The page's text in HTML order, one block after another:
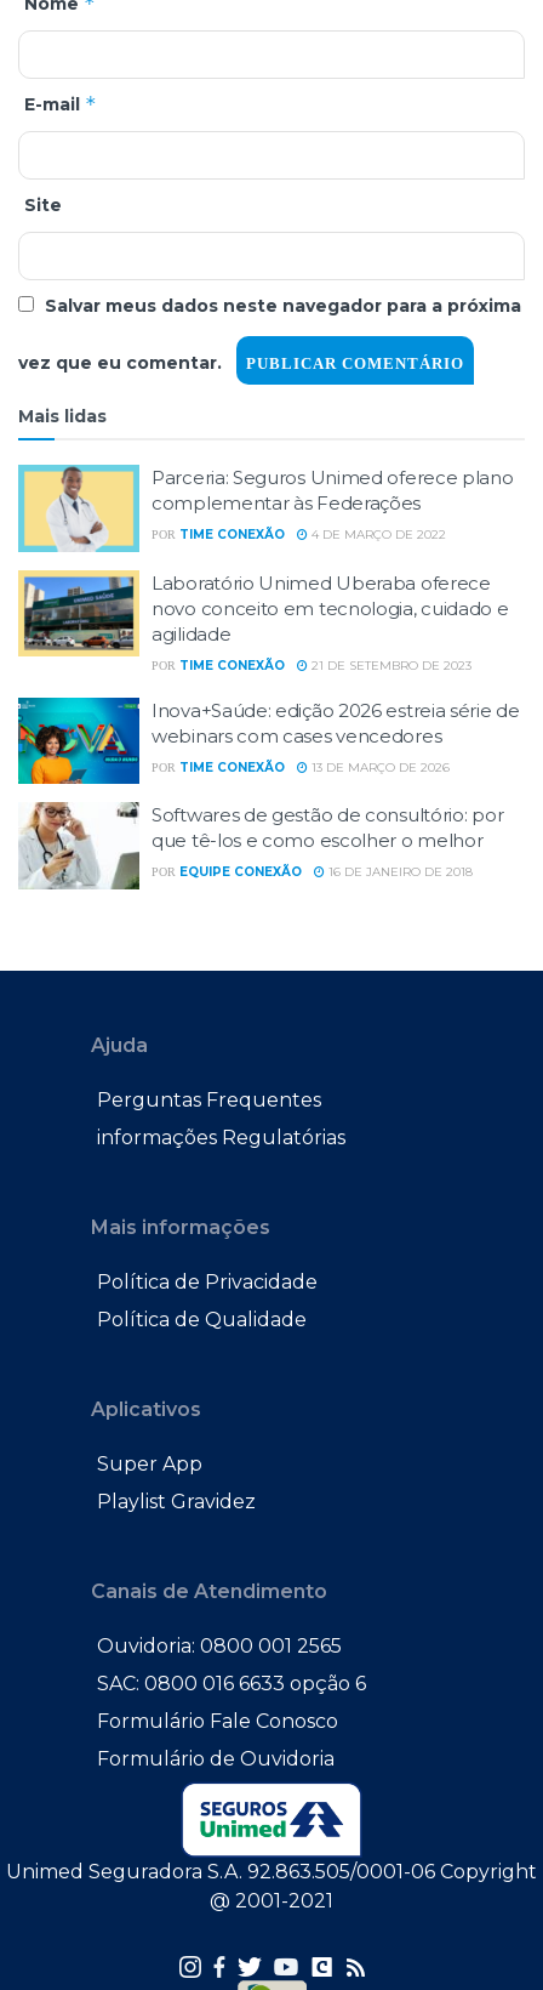
E-mail *
Site
Salvar meus dados neste navegador para a próxima
vez que eu comentar.
Mais lidas
Parceria: Seguros Unimed oferece plano
complementar às Federações
POR TIME CONEXÃO 4 DE MARÇO DE 2022
Laboratório Unimed Uberaba oferece
novo conceito em tecnologia, cuidado e
agilidade
POR TIME CONEXÃO 21 DE SETEMBRO DE 2023
Inova+Saúde: edição 2026 estreia série de
webinars com cases vencedores
POR TIME CONEXÃO 13 DE MARÇO DE 2026
Softwares de gestão de consultório: por
que tê-los e como escolher o melhor
POR EQUIPE CONEXÃO 16 DE JANEIRO DE 2018
Ajuda
Perguntas Frequentes
informações Regulatórias
Mais informações
Política de Privacidade
Política de Qualidade
Aplicativos
Super App
Playlist Gravidez
Canais de Atendimento
Ouvidoria: 0800 001 2565
SAC: 0800 016 6633 opção 6
Formulário Fale Conosco
Formulário de Ouvidoria
Unimed Seguradora S.A. 92.863.505/0001-06 Copyright
@ 2001-2021